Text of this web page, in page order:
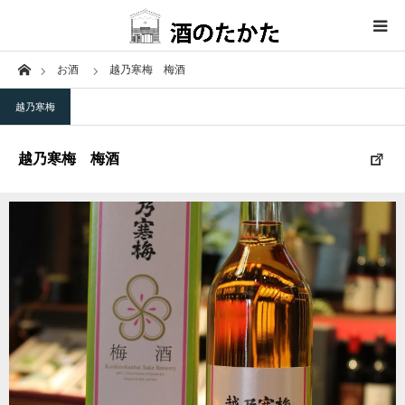
Homeお酒 越乃寒梅 梅酒
越乃寒梅
越乃寒梅 梅酒
ホーム
取扱商品
お問い合わせ
特定商法
取扱商品
インスタグラム